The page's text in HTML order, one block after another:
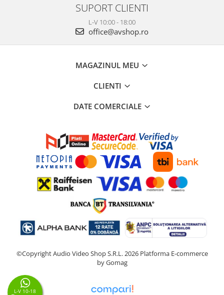
SUPORT CLIENTI
L-V 10:00 - 18:00
office@avshop.ro
MAGAZINUL MEU
CLIENTI
DATE COMERCIALE
©Copyright Audio Video Shop S.R.L. 2026 Platforma E-commerce
by Gomag
L-V 10-18